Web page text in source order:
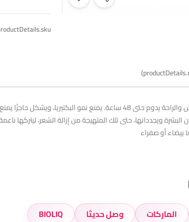
يوفر حماية فعالة ضد التعرق، ويمنحك شعورًا بالانتعاش والراحة
البشرة ويجددانها، حتى تلك المتهيجة من إزالة الشعر، ليتركها
بيضاء أو صفراء
الماركات وصل حديثا BIOLIQ